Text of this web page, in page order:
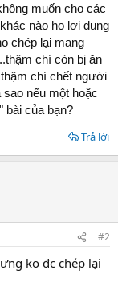
muốn cho các
nào họ lợi dụng
chép lại mang
chí còn bị ăn
chí chết người
nếu một hoặc
bài của bạn?
Trả lời
#2
ko đc chép lại